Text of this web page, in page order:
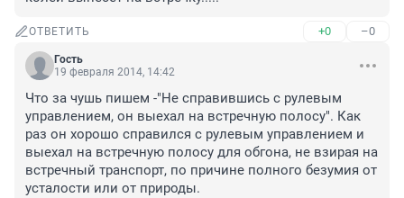
ОТВЕТИТЬ +0 –0
Гость
19 февраля 2014, 14:42
Что за чушь пишем -"Не справившись с рулевым
управлением, он выехал на встречную полосу". Как
раз он хорошо справился с рулевым управлением и
выехал на встречную полосу для обгона, не взирая на
встречный транспорт, по причине полного безумия от
усталости или от природы.